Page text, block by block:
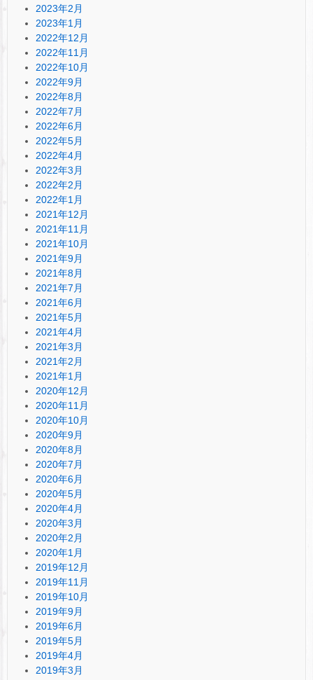
2023年2月
2023年1月
2022年12月
2022年11月
2022年10月
2022年9月
2022年8月
2022年7月
2022年6月
2022年5月
2022年4月
2022年3月
2022年2月
2022年1月
2021年12月
2021年11月
2021年10月
2021年9月
2021年8月
2021年7月
2021年6月
2021年5月
2021年4月
2021年3月
2021年2月
2021年1月
2020年12月
2020年11月
2020年10月
2020年9月
2020年8月
2020年7月
2020年6月
2020年5月
2020年4月
2020年3月
2020年2月
2020年1月
2019年12月
2019年11月
2019年10月
2019年9月
2019年6月
2019年5月
2019年4月
2019年3月